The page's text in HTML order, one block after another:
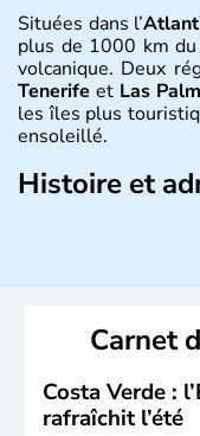
Situées dans l’
plus de 1000 km
volcanique. Deux
Tenerife et Las
les îles plus
ensoleillé.
Histoire et
appelés « chiens de
Carnet
Costa Verde :
rafraîchit l’été